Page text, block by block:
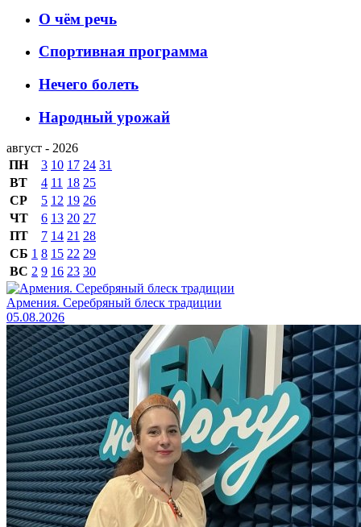
О чём речь
Спортивная программа
Нечего болеть
Народный урожай
август - 2026
ПН
3 10 17 24 31
ВТ
4 11 18 25
СР
5 12 19 26
ЧТ
6 13 20 27
ПТ
7 14 21 28
СБ 1 8 15 22 29
ВС 2 9 16 23 30
Армения. Серебряный блеск традиции
05.08.2026